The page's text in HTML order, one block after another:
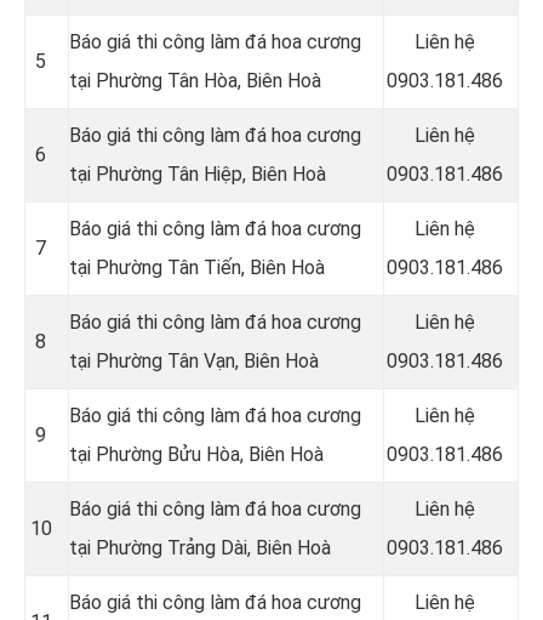
5
Báo giá thi công làm đá hoa cương
tại Phường Tân Hòa, Biên Hoà
Liên hệ
0903.181.486
6
Báo giá thi công làm đá hoa cương
tại Phường Tân Hiệp, Biên Hoà
Liên hệ
0903.181.486
7
Báo giá thi công làm đá hoa cương
tại Phường Tân Tiến, Biên Hoà
Liên hệ
0903.181.486
8
Báo giá thi công làm đá hoa cương
tại Phường Tân Vạn, Biên Hoà
Liên hệ
0903.181.486
9
Báo giá thi công làm đá hoa cương
tại Phường Bửu Hòa, Biên Hoà
Liên hệ
0903.181.486
10
Báo giá thi công làm đá hoa cương
tại Phường Trảng Dài, Biên Hoà
Liên hệ
0903.181.486
Báo giá thi công làm đá hoa cương Liên hệ